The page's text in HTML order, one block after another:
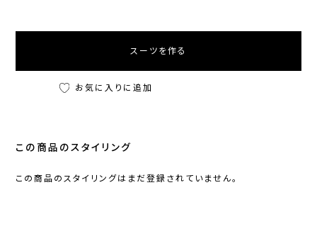
スーツを作る
お気に入りに追加
この商品のスタイリング
この商品のスタイリングはまだ登録されていません。